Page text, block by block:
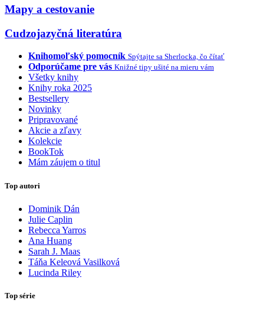
Mapy a cestovanie
Cudzojazyčná literatúra
Knihomoľský pomocník Spýtajte sa Sherlocka, čo čítať
Odporúčame pre vás Knižné tipy ušité na mieru vám
Všetky knihy
Knihy roka 2025
Bestsellery
Novinky
Pripravované
Akcie a zľavy
Kolekcie
BookTok
Mám záujem o titul
Top autori
Dominik Dán
Julie Caplin
Rebecca Yarros
Ana Huang
Sarah J. Maas
Táňa Keleová Vasilková
Lucinda Riley
Top série